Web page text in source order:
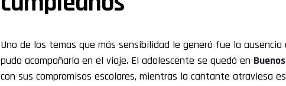
Uno de los temas que más sensibilidad le generó fue la ausencia
pudo acompañarla en el viaje. El adolescente se quedó en
con sus compromisos escolares, mientras la cantante atraviesa